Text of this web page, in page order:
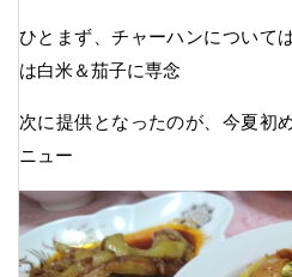
ひとまず、チャーハンについて
は白米＆茄子に専念
次に提供となったのが、今夏初
ニュー